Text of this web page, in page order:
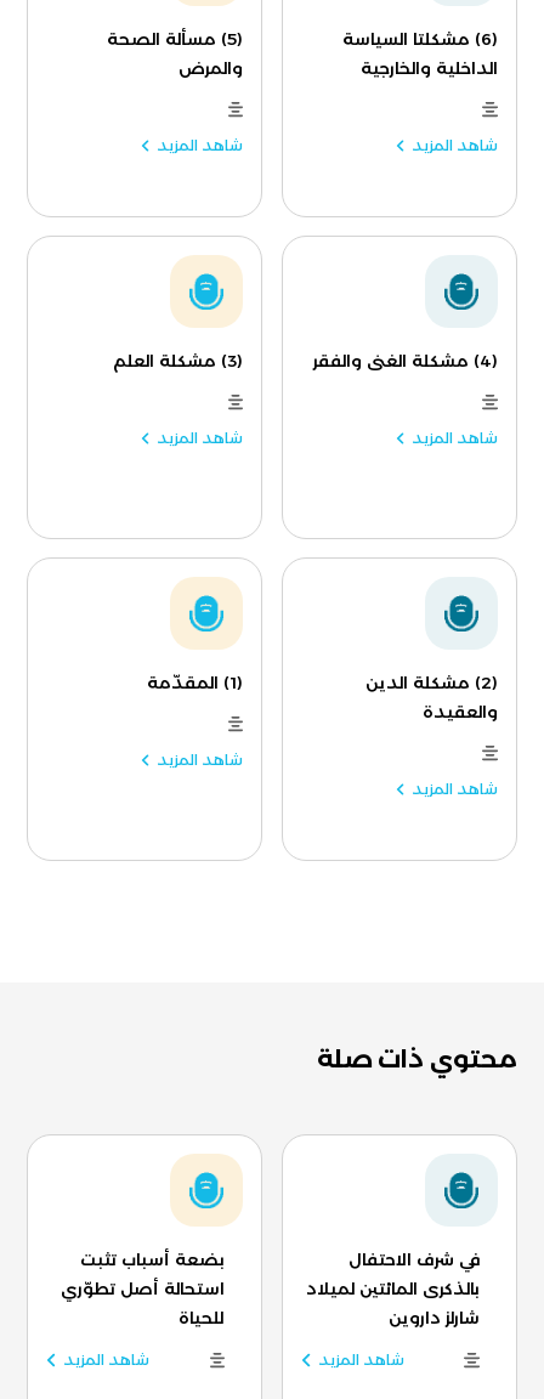
(6) مشكلتا السياسة
الداخلية والخارجية
شاهد المزيد
(5) مسألة الصحة
والمرض
شاهد المزيد
(4) مشكلة الغنى والفقر
شاهد المزيد
(3) مشكلة العلم
شاهد المزيد
(2) مشكلة الدين
والعقيدة
شاهد المزيد
(1) المقدّمة
شاهد المزيد
محتوي ذات صلة
في شرف الاحتفال
بالذكرى المائتين لميلاد
شارلز داروين
شاهد المزيد
بضعة أسباب تثبت
استحالة أصل تطوّري
للحياة
شاهد المزيد